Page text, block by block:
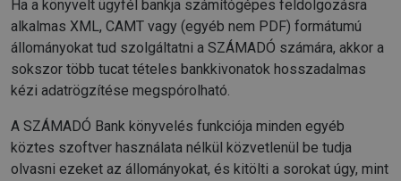
Ha a könyvelt ügyfél bankja számítógépes feldolgozásra
alkalmas XML, CAMT vagy (egyéb nem PDF) formátumú
állományokat tud szolgáltatni a SZÁMADÓ számára, akkor a
sokszor több tucat tételes bankkivonatok hosszadalmas
kézi adatrögzítése megspórolható.
A SZÁMADÓ Bank könyvelés funkciója minden egyéb
köztes szoftver használata nélkül közvetlenül be tudja
olvasni ezeket az állományokat, és kitölti a sorokat úgy, mint